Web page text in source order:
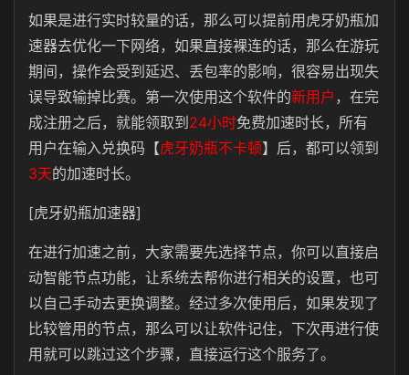
如果是进行实时较量的话，那么可以提前用虎牙奶瓶加
速器去优化一下网络，如果直接裸连的话，那么在游玩
期间，操作会受到延迟、丢包率的影响，很容易出现失
误导致输掉比赛。 第一次使用这个软件的新用户 ，在完
成注册之后，就能领取到 24小时免费加速时长，所有
用户在输入兑换码【虎牙奶瓶不卡顿】后，都可以领到
3天的加速时长。
[虎牙奶瓶加速器]
在进行加速之前，大家需要先选择节点，你可以直接启
动智能节点功能，让系统去帮你进行相关的设置，也可
以自己手动去更换调整。经过多次使用后，如果发现了
比较管用的节点，那么可以让软件记住，下次再进行使
用就可以跳过这个步骤，直接运行这个服务了。